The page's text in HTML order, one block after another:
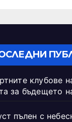
клубове
за бъдещето
пълен с